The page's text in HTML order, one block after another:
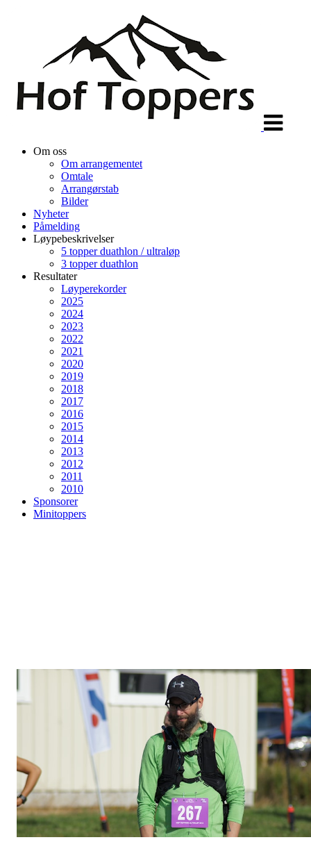
Om oss
Om arrangementet
Omtale
Arrangørstab
Bilder
Nyheter
Påmelding
Løypebeskrivelser
5 topper duathlon / ultraløp
3 topper duathlon
Resultater
Løyperekorder
2025
2024
2023
2022
2021
2020
2019
2018
2017
2016
2015
2014
2013
2012
2011
2010
Sponsorer
Minitoppers